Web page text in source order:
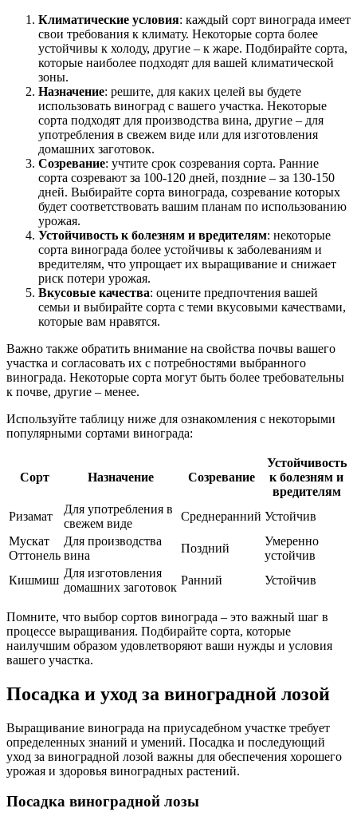
Климатические условия: каждый сорт винограда имеет
свои требования к климату. Некоторые сорта более
устойчивы к холоду, другие – к жаре. Подбирайте сорта,
которые наиболее подходят для вашей климатической
зоны.
Назначение: решите, для каких целей вы будете
использовать виноград с вашего участка. Некоторые
сорта подходят для производства вина, другие – для
употребления в свежем виде или для изготовления
домашних заготовок.
Созревание: учтите срок созревания сорта. Ранние
сорта созревают за 100-120 дней, поздние – за 130-150
дней. Выбирайте сорта винограда, созревание которых
будет соответствовать вашим планам по использованию
урожая.
Устойчивость к болезням и вредителям: некоторые
сорта винограда более устойчивы к заболеваниям и
вредителям, что упрощает их выращивание и снижает
риск потери урожая.
Вкусовые качества: оцените предпочтения вашей
семьи и выбирайте сорта с теми вкусовыми качествами,
которые вам нравятся.
Важно также обратить внимание на свойства почвы вашего
участка и согласовать их с потребностями выбранного
винограда. Некоторые сорта могут быть более требовательны
к почве, другие – менее.
Используйте таблицу ниже для ознакомления с некоторыми
популярными сортами винограда:
Сорт Назначение Созревание
Устойчивость
к болезням и
вредителям
Ризамат
Для употребления в
свежем виде
Среднеранний Устойчив
Мускат
Оттонель
Для производства
вина
Поздний
Умеренно
устойчив
Кишмиш
Для изготовления
домашних заготовок
Ранний Устойчив
Помните, что выбор сортов винограда – это важный шаг в
процессе выращивания. Подбирайте сорта, которые
наилучшим образом удовлетворяют ваши нужды и условия
вашего участка.
Посадка и уход за виноградной лозой
Выращивание винограда на приусадебном участке требует
определенных знаний и умений. Посадка и последующий
уход за виноградной лозой важны для обеспечения хорошего
урожая и здоровья виноградных растений.
Посадка виноградной лозы